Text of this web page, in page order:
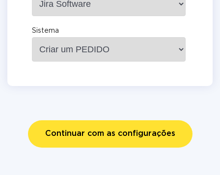
Sistema
Continuar com as configurações